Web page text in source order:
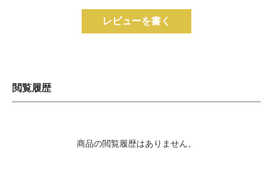
レビューを書く
閲覧履歴
商品の閲覧履歴はありません。